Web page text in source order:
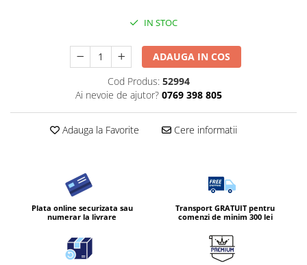
Combaterea Insectelor
Diverse produse de uz casnic
Geamuri
Saci Menajeri
Servetele Umede Multisuprfete
Ingrijire Personala
Ingrijirea corpului
IN STOC
ADAUGA IN COS
Cod Produs: 52994
Ai nevoie de ajutor? 0769 398 805
Adauga la Favorite Cere informatii
Plata online securizata sau
numerar la livrare
Transport GRATUIT pentru
comenzi de minim 300 lei